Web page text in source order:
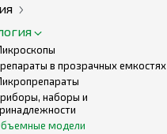
в прозрачных емкостях
наборы и
модели